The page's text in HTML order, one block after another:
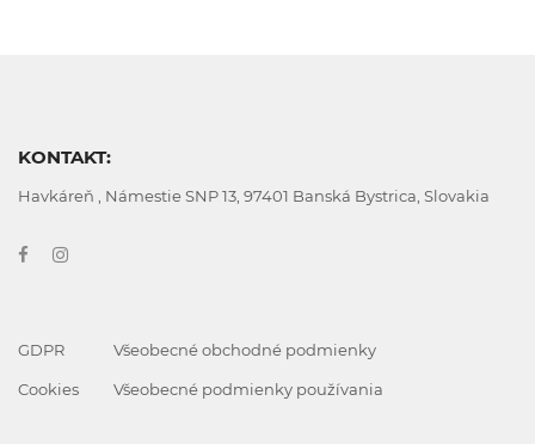
KONTAKT:
Havkáreň , Námestie SNP 13, 97401 Banská Bystrica, Slovakia
GDPR
Cookies
Všeobecné obchodné podmienky
Všeobecné podmienky používania